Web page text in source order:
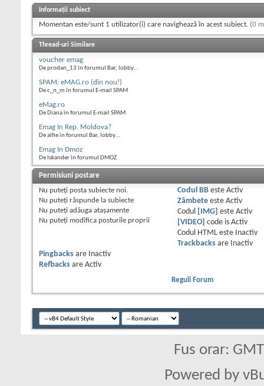
Informații subiect
Momentan este/sunt 1 utilizator(i) care navighează în acest subiect. (0
Thread-uri Similare
voucher emag
De prodan_13 în forumul Bar, lobby...
SPAM: eMAG.ro (din nou!)
De c_n_m în forumul E-mail SPAM
eMag.ro
De Diana în forumul E-mail SPAM
Emag In Rep. Moldova?
De alfie în forumul Bar, lobby...
Emag In Dmoz
De Iskander în forumul DMOZ
Permisiuni postare
Nu puteţi posta subiecte noi.
Nu puteţi răspunde la subiecte
Nu puteţi adăuga ataşamente
Nu puteţi modifica posturile proprii
Codul BBeste Activ
Zâmbeteeste Activ
Codul
[IMG] este Activ
[VIDEO] code is Activ
Codul HTML este
Inactiv
Trackbacksare
Inactiv
Pingbacks are
Inactiv
Refbacks are Activ
Reguli Forum
Fus orar:
Powered by